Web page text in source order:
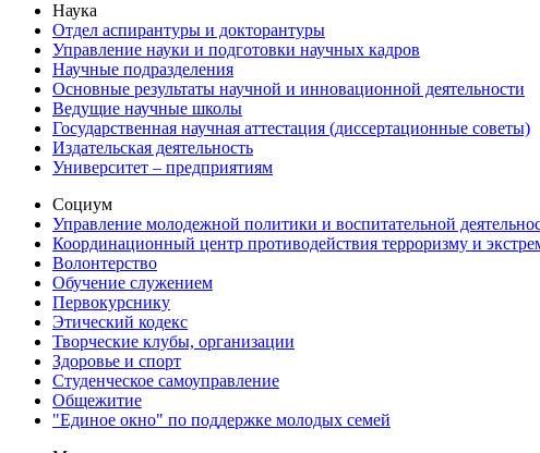
Наука
Отдел аспирантуры и докторантуры
Управление науки и подготовки научных кадров
Научные подразделения
Основные результаты научной и инновационной деятельности
Ведущие научные школы
Государственная научная аттестация (диссертационные советы)
Издательская деятельность
Университет – предприятиям
Социум
Управление молодежной политики и воспитательной
Координационный центр противодействия терроризму и
Волонтерство
Обучение служением
Первокурснику
Этический кодекс
Творческие клубы, организации
Здоровье и спорт
Студенческое самоуправление
Общежитие
"Единое окно" по поддержке молодых семей